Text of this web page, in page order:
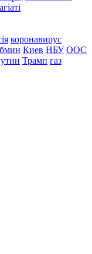
коронавирус
Киев НБУ ООС
Трамп газ